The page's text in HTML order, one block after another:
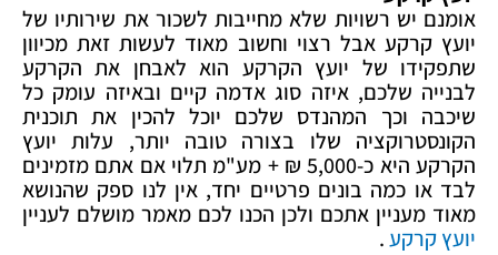
אומנם יש רשויות שלא מחייבות לשכור את שירותיו של
יועץ קרקע אבל רצוי וחשוב מאוד לעשות זאת מכיוון
שתפקידו של יועץ הקרקע הוא לאבחן את הקרקע
לבנייה שלכם, איזה סוג אדמה קיים ובאיזה עומק כל
שיכבה וכך המהנדס שלכם יוכל להכין את תוכנית
הקונסטרוקציה שלו בצורה טובה יותר, עלות יועץ
הקרקע היא כ-5,000 ₪ + מע"מ תלוי אם אתם מזמינים
לבד או כמה בונים פרטיים יחד, אין לנו ספק שהנושא
מאוד מעניין אתכם ולכן הכנו לכם מאמר מושלם לעניין
יועץ קרקע.